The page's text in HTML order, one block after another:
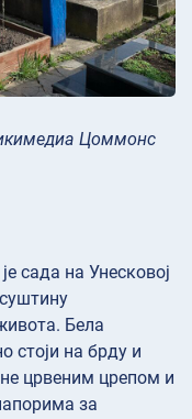
Цоммонс
сада на Унесковој
Бела
стоји на брду и
црвеним црепом и
за